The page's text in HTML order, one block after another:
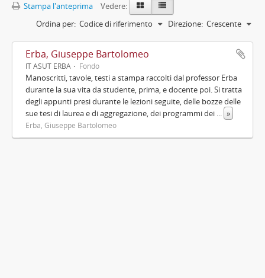
Stampa l'anteprima
Vedere:
Ordina per: Codice di riferimento Direzione: Crescente
Erba, Giuseppe Bartolomeo
IT ASUT ERBA Fondo
Manoscritti, tavole, testi a stampa raccolti dal professor Erba
durante la sua vita da studente, prima, e docente poi. Si tratta
degli appunti presi durante le lezioni seguite, delle bozze delle
sue tesi di laurea e di aggregazione, dei programmi dei ... »
Erba, Giuseppe Bartolomeo